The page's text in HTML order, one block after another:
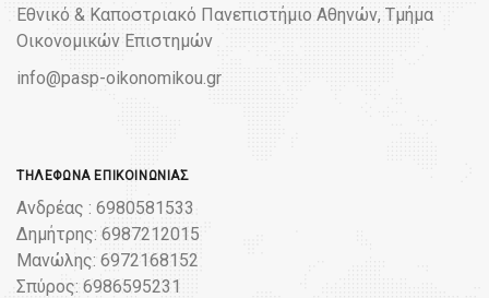
Εθνικό & Καποστριακό Πανεπιστήμιο Αθηνών, Τμήμα
Οικονομικών Επιστημών
info@pasp-oikonomikou.gr
ΤΗΛΈΦΩΝΑ ΕΠΙΚΟΙΝΩΝΊΑΣ
Ανδρέας : 6980581533
Δημήτρης: 6987212015
Μανώλης: 6972168152
Σπύρος: 6986595231